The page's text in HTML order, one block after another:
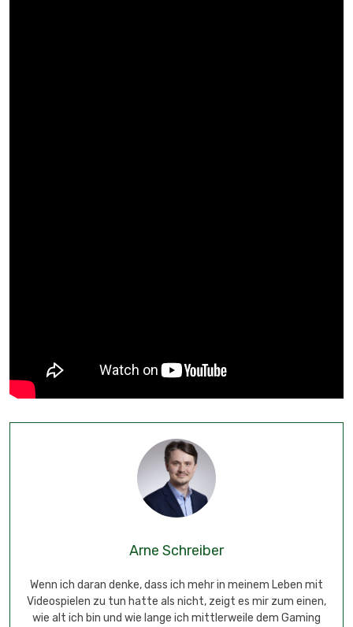
Arne Schreiber
Wenn ich daran denke, dass ich mehr in meinem Leben mit
Videospielen zu tun hatte als nicht, zeigt es mir zum einen,
wie alt ich bin und wie lange ich mittlerweile dem Gaming